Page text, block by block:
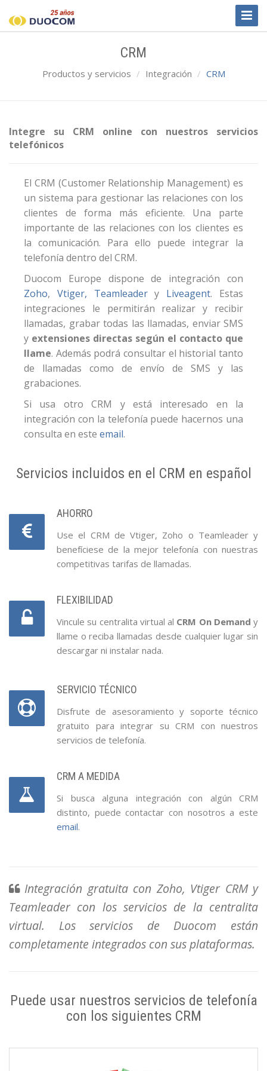
CRM
Productos y servicios Integración CRM
Integre su CRM online con nuestros servicios
telefónicos
El CRM (Customer Relationship Management) es
un sistema para gestionar las relaciones con los
clientes de forma más eficiente. Una parte
importante de las relaciones con los clientes es
la comunicación. Para ello puede integrar la
telefonía dentro del CRM.
Duocom Europe dispone de integración con
Zoho, Vtiger, Teamleadery Liveagent. Estas
integraciones le permitirán realizar y recibir
llamadas, grabar todas las llamadas, enviar SMS
y extensiones directas según el contacto que
llame. Además podrá consultar el historial tanto
de llamadas como de envío de SMS y las
grabaciones.
Si usa otro CRM y está interesado en la
integración con la telefonía puede hacernos una
consulta en este email.
Servicios incluidos en el CRM en español
AHORRO
Use el CRM de Vtiger, Zoho o Teamleader y
benefíciese de la mejor telefonía con nuestras
competitivas tarifas de llamadas.
FLEXIBILIDAD
Vincule su centralita virtual al CRM On Demand y
llame o reciba llamadas desde cualquier lugar sin
descargar ni instalar nada.
SERVICIO TÉCNICO
Disfrute de asesoramiento y soporte técnico
gratuito para integrar su CRM con nuestros
servicios de telefonía.
CRM A MEDIDA
Si busca alguna integración con algún CRM
distinto, puede contactar con nosotros a este
email.
Integración gratuita con Zoho, Vtiger CRM y
Teamleader con los servicios de la centralita
virtual. Los servicios de Duocom están
completamente integrados con sus plataformas.
Puede usar nuestros servicios de telefonía
con los siguientes CRM